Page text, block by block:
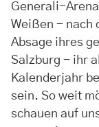
Generali-
Weißen - nach
Absage ihres
Salzburg - ihr
Kalenderjahr
sein. So weit
schauen auf